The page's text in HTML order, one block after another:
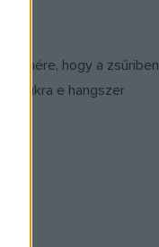
hogy a zsűriben
e hangszer